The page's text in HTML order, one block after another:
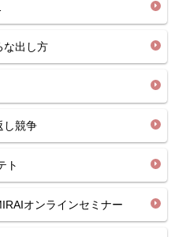
出し方
競争
ト
オンラインセミナー